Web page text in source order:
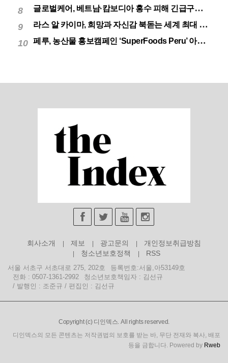
8 글로벌케어, 베트남·캄보디아 홍수 피해 긴급구호 실시
9 라스 알 카이마, 희망과 자신감 북돋는 세계 최대 불꽃놀이
10 페루, 농산물 홍보캠페인 ‘SuperFoods Peru’ 아시아 진출개척
회사소개 제보 광고문의
개인정보취급방침
청소년보호정책
RSS
서울 서초구 서초대로 275, 202호
등록번호:서울,아53149호
전화 : 0507-1361-2992
청소년보호책임자 : 김선규
/ 발행인 : 조준규 / 편집인 : 김선규
Copyright (c) 디인덱스. All rights reserved.
디인덱스의 모든 콘텐츠는 저작권법의 보호를 받는 바, 무단 전재와 복사, 배포
등을 금합니다. Powered by Rweb